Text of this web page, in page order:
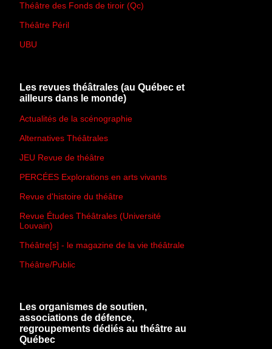
Théâtre des Fonds de tiroir (Qc)
Théâtre Péril
UBU
Les revues théâtrales (au Québec et
ailleurs dans le monde)
Actualités de la scénographie
Alternatives Théâtrales
JEU Revue de théâtre
PERCÉES Explorations en arts vivants
Revue d'histoire du théâtre
Revue Études Théâtrales (Université
Louvain)
Théâtre[s] - le magazine de la vie théâtrale
Théâtre/Public
Les organismes de soutien,
associations de défence,
regroupements dédiés au théâtre au
Québec